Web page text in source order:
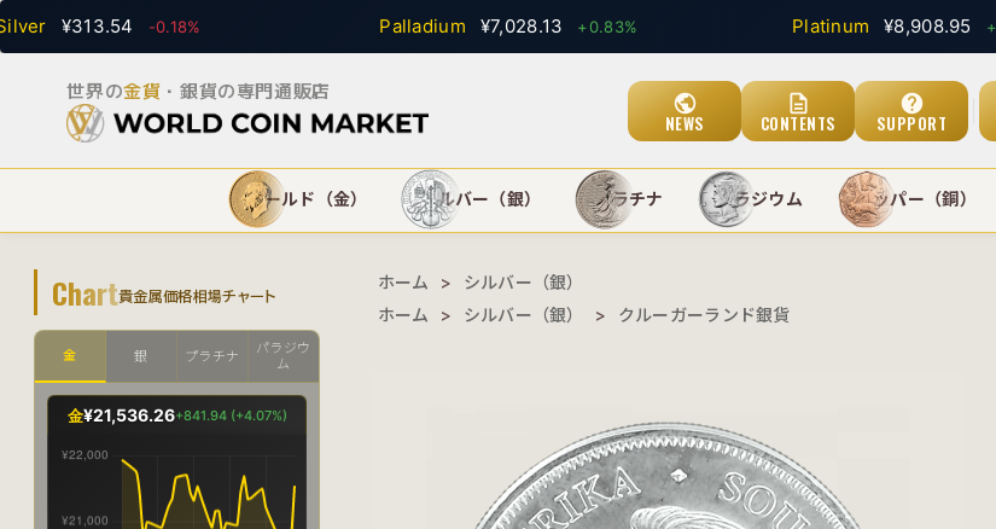
¥313.54 -0.18% Palladium ¥7,028.13 +0.83% Platinum ¥8,908.95 +0.32%
世界の金貨 ・銀貨の専門通販店 public
NEWS
description
CONTENTS
help
SUPPORT
ゴールド（金） シルバー（銀） プラチナ パラジウム カッパー（銅）
ホーム >
シルバー（銀）
ホーム
> シルバー（銀） > クルーガーランド銀貨
Chart貴金属価格相場チャート
金 銀 プラチナ
パラジウ
ム